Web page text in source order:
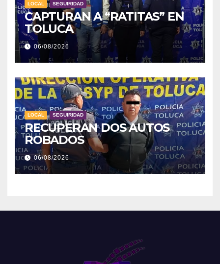
LOCAL SEGUIRIDAD
CAPTURAN A “RATITAS” EN
TOLUCA
06/08/2026
LOCAL SEGUIRIDAD
RECUPERAN DOS AUTOS
ROBADOS
06/08/2026